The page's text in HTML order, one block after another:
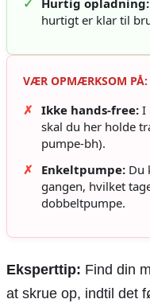
✓
Hurtig opladning:
hurtigt er klar til
VÆR OPMÆRKSOM PÅ:
✗ Ikke hands-free: I
skal du her holde
pumpe-bh).
✗
Enkeltpumpe: Du
gangen, hvilket
dobbeltpumpe.
Eksperttip: Find din
at skrue op, indtil det